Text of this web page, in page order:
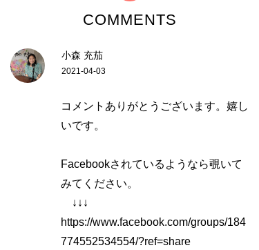
COMMENTS
小森 充茄
2021-04-03
コメントありがとうございます。嬉し
いです。
Facebookされているようなら覗いて
みてください。
↓↓↓
https://www.facebook.com/groups/184
774552534554/?ref=share